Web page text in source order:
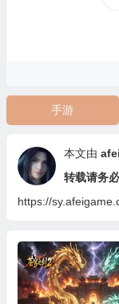
手游
本文由 afei
转载请务
https://